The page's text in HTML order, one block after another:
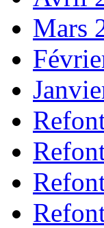
Mars